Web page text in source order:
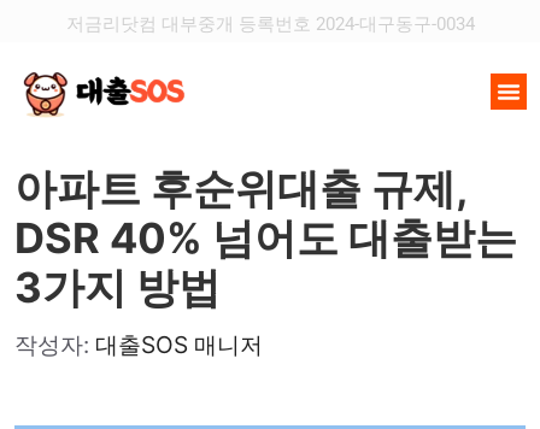
저금리닷컴 대부중개 등록번호 2024-대구동구-0034
아파트 후순위대출 규제,
DSR 40% 넘어도 대출받는
3가지 방법
작성자: 대출SOS 매니저